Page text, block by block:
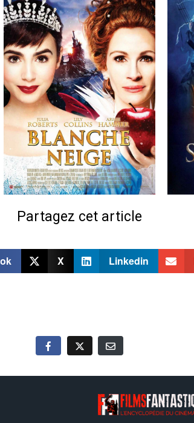
Partagez cet article
X Linkedin